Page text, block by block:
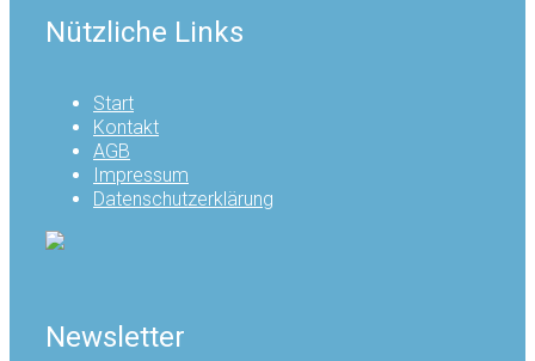
Nützliche Links
Start
Kontakt
AGB
Impressum
Datenschutzerklärung
Newsletter